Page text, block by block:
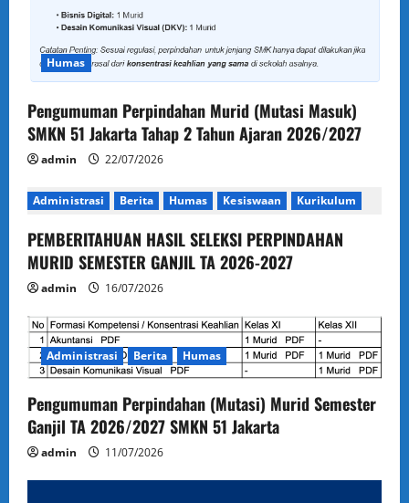
Humas
Pengumuman Perpindahan Murid (Mutasi Masuk)
SMKN 51 Jakarta Tahap 2 Tahun Ajaran 2026/2027
admin 22/07/2026
Administrasi Berita Humas Kesiswaan Kurikulum
PEMBERITAHUAN HASIL SELEKSI PERPINDAHAN
MURID SEMESTER GANJIL TA 2026-2027
admin 16/07/2026
Administrasi Berita Humas
Pengumuman Perpindahan (Mutasi) Murid Semester
Ganjil TA 2026/2027 SMKN 51 Jakarta
admin 11/07/2026